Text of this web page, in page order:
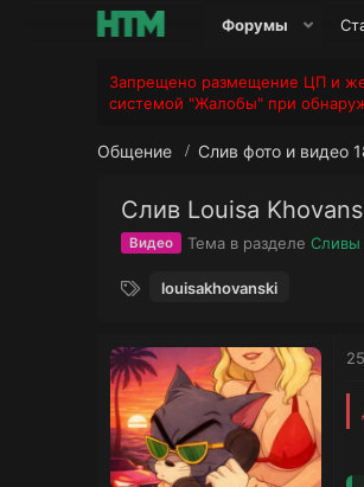
Форумы
Запрещено размещение ЦП и
системой "Жалобы" при
Общение Слив фото и видео
Слив Louisa
Видео Тема в разделе Сливы
и
louisakhovanski